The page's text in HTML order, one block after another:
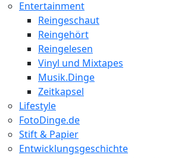
Entertainment
Reingeschaut
Reingehört
Reingelesen
Vinyl und Mixtapes
Musik.Dinge
Zeitkapsel
Lifestyle
FotoDinge.de
Stift & Papier
Entwicklungsgeschichte